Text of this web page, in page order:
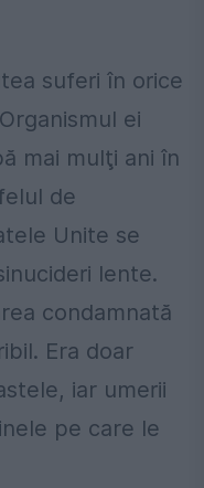
suferi în orice
ei
mai mulţi ani în
de
Unite se
lente.
condamnată
Era doar
iar umerii
pe care le